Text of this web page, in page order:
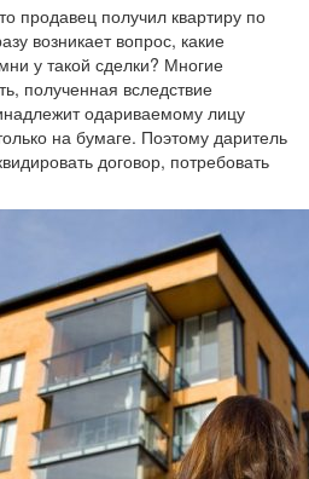
продавец получил квартиру по
возникает вопрос, какие
у такой сделки? Многие
полученная вследствие
одариваемому лицу
на бумаге. Поэтому даритель
договор, потребовать